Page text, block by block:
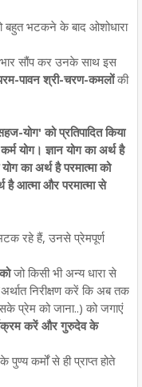
बहुत भटकने के बाद ओशोधारा
सौंप कर उनके साथ इस
पावन श्री-चरण-कमलोंकी
योग' को प्रतिपादित किया
योग। ज्ञान योग का अर्थ है
का अर्थ है परमात्मा को
है आत्मा और परमात्मा से
रहे हैं, उनसे प्रेमपूर्ण
जो किसी भी अन्य धारा से
निरीक्षण करें कि अब तक
प्रेम को जाना..) को जगाएं
करें और गुरुदेव के
कर्मों से ही प्राप्त होते